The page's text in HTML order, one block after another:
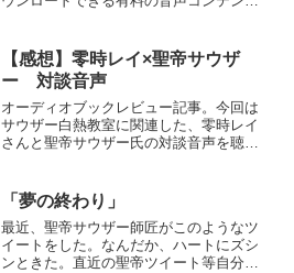
したVoicyの良い理由白熱教室がもっと良
い理由決...
【感想】零時レイ×聖帝サウザ
ー 対談音声
オーディオブックレビュー記事。今回は
サウザー白熱教室に関連した、零時レイ
さんと聖帝サウザー氏の対談音声を聴い
「カネと女の山」を登るための戦略会議
（noteページに飛びます...
「夢の終わり」
最近、聖帝サウザー師匠がこのようなツ
イートをした。なんだか、ハートにズシ
ンときた。直近の聖帝ツイート等自分が